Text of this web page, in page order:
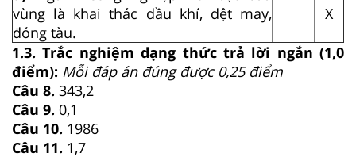
vùng là khai thác dầu khí, dệt may,
đóng tàu.
X
1.3. Trắc nghiệm dạng thức trả lời ngắn (1,0
điểm): Mỗi đáp án đúng được 0,25 điểm
Câu 8. 343,2
Câu 9. 0,1
Câu 10. 1986
Câu 11. 1,7